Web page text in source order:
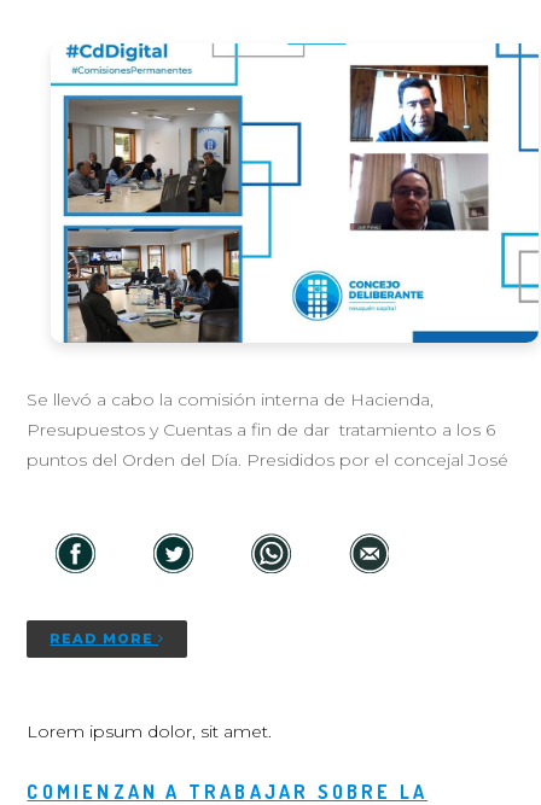
Se llevó a cabo la comisión interna de Hacienda,
Presupuestos y Cuentas a fin de dar tratamiento a los 6
puntos del Orden del Día. Presididos por el concejal José
READ MORE
Lorem ipsum dolor, sit amet.
COMIENZAN A TRABAJAR SOBRE LA